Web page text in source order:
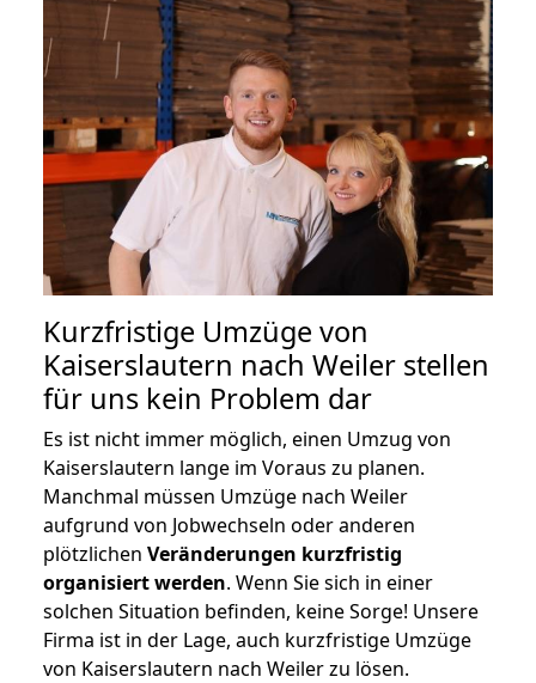
Kurzfristige Umzüge von
Kaiserslautern nach Weiler stellen
für uns kein Problem dar
Es ist nicht immer möglich, einen Umzug von
Kaiserslautern lange im Voraus zu planen.
Manchmal müssen Umzüge nach Weiler
aufgrund von Jobwechseln oder anderen
plötzlichen Veränderungen kurzfristig
organisiert werden. Wenn Sie sich in einer
solchen Situation befinden, keine Sorge! Unsere
Firma ist in der Lage, auch kurzfristige Umzüge
von Kaiserslautern nach Weiler zu lösen.